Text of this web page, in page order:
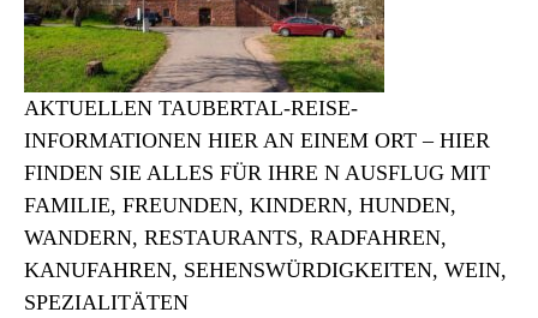
AKTUELLEN TAUBERTAL-REISE-
INFORMATIONEN HIER AN EINEM ORT – HIER
FINDEN SIE ALLES FÜR IHRE N AUSFLUG MIT
FAMILIE, FREUNDEN, KINDERN, HUNDEN,
WANDERN, RESTAURANTS, RADFAHREN,
KANUFAHREN, SEHENSWÜRDIGKEITEN, WEIN,
SPEZIALITÄTEN